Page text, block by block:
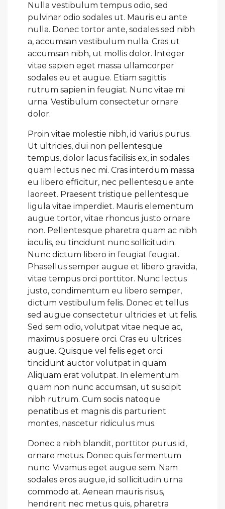
Nulla vestibulum tempus odio, sed
pulvinar odio sodales ut. Mauris eu ante
nulla. Donec tortor ante, sodales sed nibh
a, accumsan vestibulum nulla. Cras ut
accumsan nibh, ut mollis dolor. Integer
vitae sapien eget massa ullamcorper
sodales eu et augue. Etiam sagittis
rutrum sapien in feugiat. Nunc vitae mi
urna. Vestibulum consectetur ornare
dolor.
Proin vitae molestie nibh, id varius purus.
Ut ultricies, dui non pellentesque
tempus, dolor lacus facilisis ex, in sodales
quam lectus nec mi. Cras interdum massa
eu libero efficitur, nec pellentesque ante
laoreet. Praesent tristique pellentesque
ligula vitae imperdiet. Mauris elementum
augue tortor, vitae rhoncus justo ornare
non. Pellentesque pharetra quam ac nibh
iaculis, eu tincidunt nunc sollicitudin.
Nunc dictum libero in feugiat feugiat.
Phasellus semper augue et libero gravida,
vitae tempus orci porttitor. Nunc lectus
justo, condimentum eu libero semper,
dictum vestibulum felis. Donec et tellus
sed augue consectetur ultricies et ut felis.
Sed sem odio, volutpat vitae neque ac,
maximus posuere orci. Cras eu ultrices
augue. Quisque vel felis eget orci
tincidunt auctor volutpat in quam.
Aliquam erat volutpat. In elementum
quam non nunc accumsan, ut suscipit
nibh rutrum. Cum sociis natoque
penatibus et magnis dis parturient
montes, nascetur ridiculus mus.
Donec a nibh blandit, porttitor purus id,
ornare metus. Donec quis fermentum
nunc. Vivamus eget augue sem. Nam
sodales eros augue, id sollicitudin urna
commodo at. Aenean mauris risus,
hendrerit nec metus quis, pharetra